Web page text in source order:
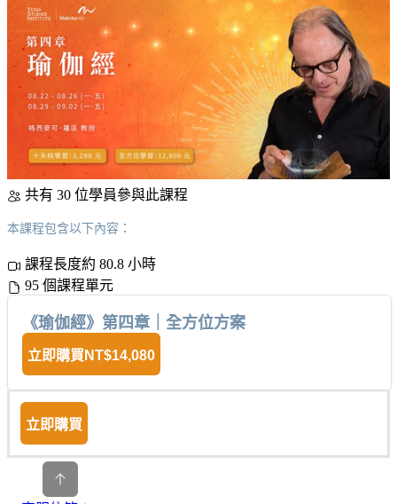
共有 30 位學員參與此課程
本課程包含以下內容：
課程長度約 80.8 小時
95 個課程單元
《瑜伽經》第四章｜全方位方案
立即購買 NT$14,080
立即購買